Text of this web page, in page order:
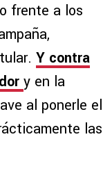
frente a los
Y contra
y en la
al ponerle el
las